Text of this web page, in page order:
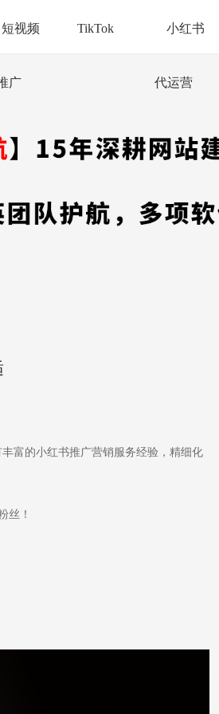
短视频
广
TikTok 小红书
代运营
富的小红书推广营销服务经验，精细化
丝！